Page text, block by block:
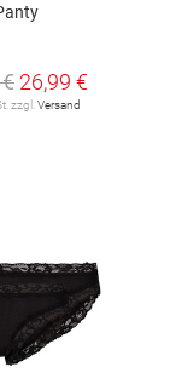
26,99 €
zzgl. Versand